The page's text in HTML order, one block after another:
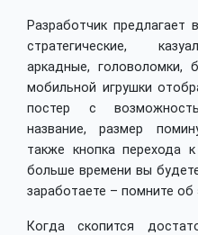
Разработчик
стратегические,
аркадные,
мобильной игрушки
постер с
название, размер
также кнопка перехода
больше времени вы
заработаете – помните об
Когда скопится